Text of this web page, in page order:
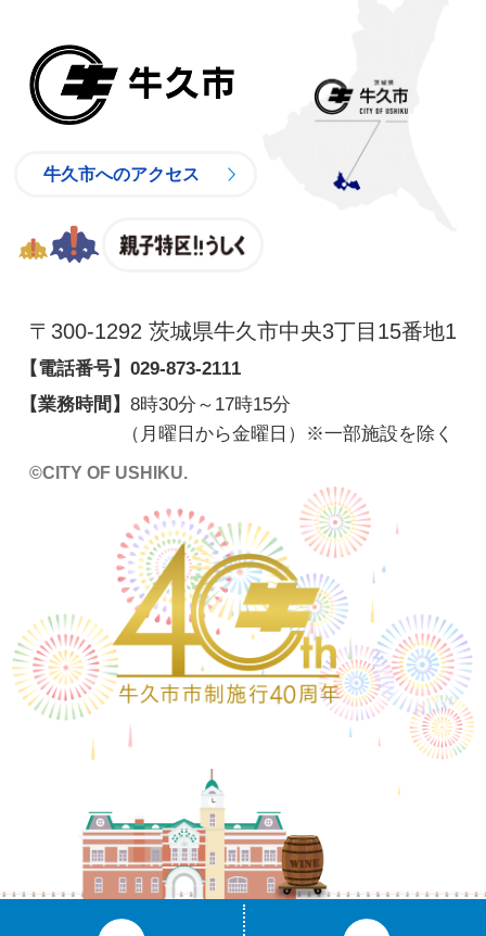
牛久市へのアクセス
〒300-1292 茨城県牛久市中央3丁目15番地1
【電話番号】 029-873-2111
【業務時間】 8時30分～17時15分
（月曜日から金曜日）※一部施設を除く
©CITY OF USHIKU.